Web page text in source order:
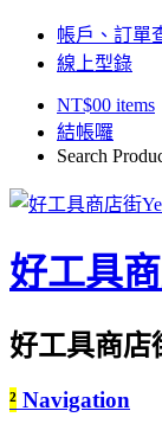
帳戶、訂單
線上型錄
NT$00 items
結帳囉
Search
好工具
好工具商店
² Navigation